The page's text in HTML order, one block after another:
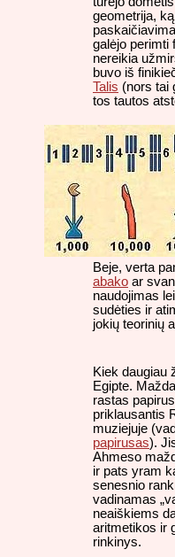
geometrija,
galėjo perimti
nereikia
buvo iš
Talis (nors tai
tos tautos
Beje, verta
abako ar
naudojimas
sudėties ir
jokių teorinių
Kiek daugiau
Egipte.
rastas
priklausantis
muziejuje
papirusas).
Ahmeso
ir pats yram
senesnio
vadinamas
neaiškiems
aritmetikos ir
rinkinys.